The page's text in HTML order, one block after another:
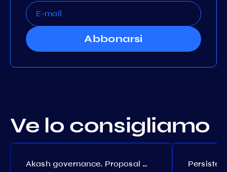
Abbonarsi
Ve lo consigliamo
Akash governance. Proposal №308